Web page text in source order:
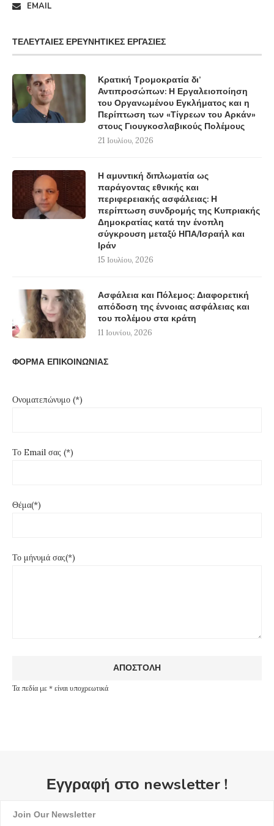
EMAIL
ΤΕΛΕΥΤΑΊΕΣ ΕΡΕΥΝΗΤΙΚΈΣ ΕΡΓΑΣΊΕΣ
Κρατική Τρομοκρατία δι’
Αντιπροσώπων: Η Εργαλειοποίηση
του Οργανωμένου Εγκλήματος και η
Περίπτωση των «Τίγρεων του Αρκάν»
στους Γιουγκοσλαβικούς Πολέμους
21 Ιουλίου, 2026
Η αμυντική διπλωματία ως
παράγοντας εθνικής και
περιφερειακής ασφάλειας: Η
περίπτωση συνδρομής της Κυπριακής
Δημοκρατίας κατά την ένοπλη
σύγκρουση μεταξύ ΗΠΑ/Ισραήλ και
Ιράν
15 Ιουλίου, 2026
Ασφάλεια και Πόλεμος: Διαφορετική
απόδοση της έννοιας ασφάλειας και
του πολέμου στα κράτη
11 Ιουνίου, 2026
ΦΟΡΜΑ ΕΠΙΚΟΙΝΩΝΙΑΣ
Ονοματεπώνυμο (*)
Το Email σας (*)
Θέμα(*)
Το μήνυμά σας(*)
Τα πεδία με * είναι υποχρεωτικά
Εγγραφή στο newsletter !
Join Our Newsletter